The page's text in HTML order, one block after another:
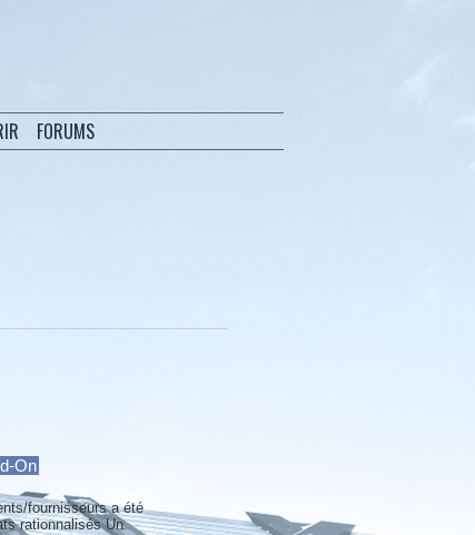
FORUMS
On
fournisseurs a été
rationnalisés Un